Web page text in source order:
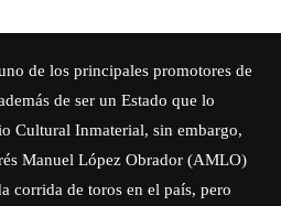
de los principales promotores de
de ser un Estado que lo
Cultural Inmaterial, sin embargo,
Manuel López Obrador (AMLO)
corrida de toros en el país, pero